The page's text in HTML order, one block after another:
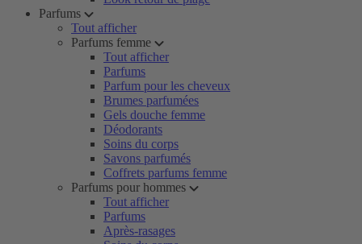
Parfums
Tout afficher
Parfums femme
Tout afficher
Parfums
Parfum pour les cheveux
Brumes parfumées
Gels douche femme
Déodorants
Soins du corps
Savons parfumés
Coffrets parfums femme
Parfums pour hommes
Tout afficher
Parfums
Après-rasages